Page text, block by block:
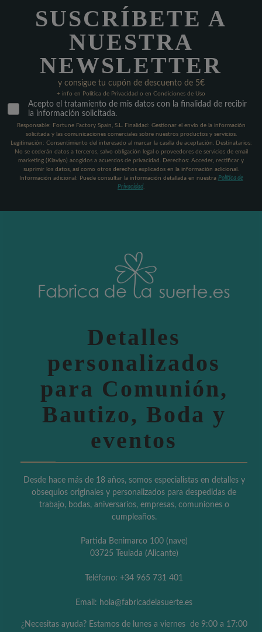
SUSCRÍBETE A
NUESTRA
NEWSLETTER
y consigue tu cupón de descuento de 5€
+ info en Política de Privacidad o en Condiciones de Uso
Acepto el tratamiento de mis datos con la finalidad de recibir
la información solicitada.
Responsable: Fortune Factory Spain, S.L. Finalidad: Gestionar el envío de la información
solicitada y las comunicaciones comerciales sobre nuestros productos y servicios.
Legitimación: Consentimiento del interesado al marcar la casilla de aceptación. Destinatarios:
No se cederán datos a terceros, salvo obligación legal o proveedores de servicios de email
marketing (Klaviyo) acogidos a acuerdos de privacidad. Derechos: Acceder, rectificar y
suprimir los datos, así como otros derechos explicados en la información adicional.
Información adicional: Puede consultar la información detallada en nuestra Política de
Privacidad
Detalles
personalizados
para Comunión,
Bautizo, Boda y
eventos
Desde hace más de 18 años, somos especialistas en detalles y
obsequios originales y personalizados para despedidas de
trabajo, bodas, aniversarios, empresas, comuniones o
cumpleaños.
Partida Benimarco 100 (nave)
03725 Teulada (Alicante)
Teléfono: +34 965 731 401
Email: hola@fabricadelasuerte.es
¿Necesitas ayuda? Estamos de lunes a viernes de 9:00 a 17:00